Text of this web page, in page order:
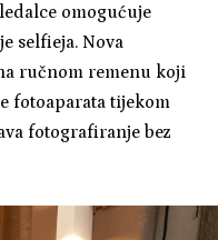
omogućuje
selfieja. Nova
ručnom remenu koji
fotoaparata tijekom
fotografiranje bez